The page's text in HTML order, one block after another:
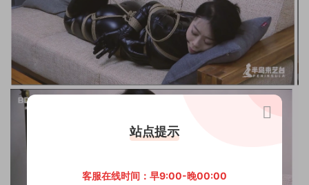
站点提示
客服在线时间：早9:00-晚00:00